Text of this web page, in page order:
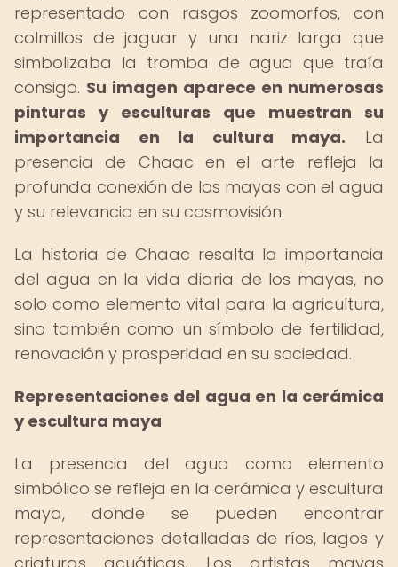
representado con rasgos zoomorfos, con
colmillos de jaguar y una nariz larga que
simbolizaba la tromba de agua que traía
consigo. Su imagen aparece en numerosas
pinturas y esculturas que muestran su
importancia en la cultura maya. La
presencia de Chaac en el arte refleja la
profunda conexión de los mayas con el agua
y su relevancia en su cosmovisión.
La historia de Chaac resalta la importancia
del agua en la vida diaria de los mayas, no
solo como elemento vital para la agricultura,
sino también como un símbolo de fertilidad,
renovación y prosperidad en su sociedad.
Representaciones del agua en la cerámica
y escultura maya
La presencia del agua como elemento
simbólico se refleja en la cerámica y escultura
maya, donde se pueden encontrar
representaciones detalladas de ríos, lagos y